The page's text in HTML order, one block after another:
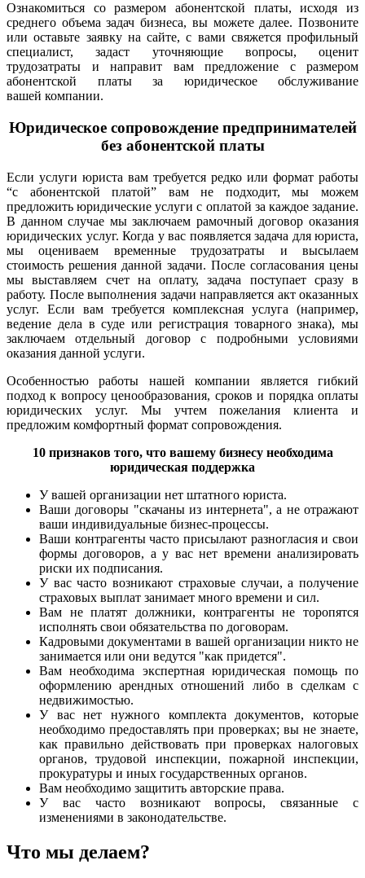
Ознакомиться со размером абонентской платы, исходя из
среднего объема задач бизнеса, вы можете далее. Позвоните
или оставьте заявку на сайте, с вами свяжется профильный
специалист, задаст уточняющие вопросы, оценит
трудозатраты и направит вам предложение с размером
абонентской платы за юридическое обслуживание
вашей компании.
Юридическое сопровождение предпринимателей
без абонентской платы
Если услуги юриста вам требуется редко или формат работы
“с абонентской платой” вам не подходит, мы можем
предложить юридические услуги с оплатой за каждое задание.
В данном случае мы заключаем рамочный договор оказания
юридических услуг. Когда у вас появляется задача для юриста,
мы оцениваем временные трудозатраты и высылаем
стоимость решения данной задачи. После согласования цены
мы выставляем счет на оплату, задача поступает сразу в
работу. После выполнения задачи направляется акт оказанных
услуг. Если вам требуется комплексная услуга (например,
ведение дела в суде или регистрация товарного знака), мы
заключаем отдельный договор с подробными условиями
оказания данной услуги.
Особенностью работы нашей компании является гибкий
подход к вопросу ценообразования, сроков и порядка оплаты
юридических услуг. Мы учтем пожелания клиента и
предложим комфортный формат сопровождения.
10 признаков того, что вашему бизнесу необходима
юридическая поддержка
У вашей организации нет штатного юриста.
Ваши договоры "скачаны из интернета", а не отражают
ваши индивидуальные бизнес-процессы.
Ваши контрагенты часто присылают разногласия и свои
формы договоров, а у вас нет времени анализировать
риски их подписания.
У вас часто возникают страховые случаи, а получение
страховых выплат занимает много времени и сил.
Вам не платят должники, контрагенты не торопятся
исполнять свои обязательства по договорам.
Кадровыми документами в вашей организации никто не
занимается или они ведутся "как придется".
Вам необходима экспертная юридическая помощь по
оформлению арендных отношений либо в сделкам с
недвижимостью.
У вас нет нужного комплекта документов, которые
необходимо предоставлять при проверках; вы не знаете,
как правильно действовать при проверках налоговых
органов, трудовой инспекции, пожарной инспекции,
прокуратуры и иных государственных органов.
Вам необходимо защитить авторские права.
У вас часто возникают вопросы, связанные с
изменениями в законодательстве.
Что мы делаем?